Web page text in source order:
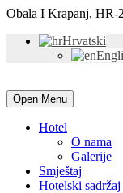
Obala I Krapanj, HR-
Hrvatski
Open Menu
Hotel
O nama
Galerije
Smještaj
Hotelski sadržaj